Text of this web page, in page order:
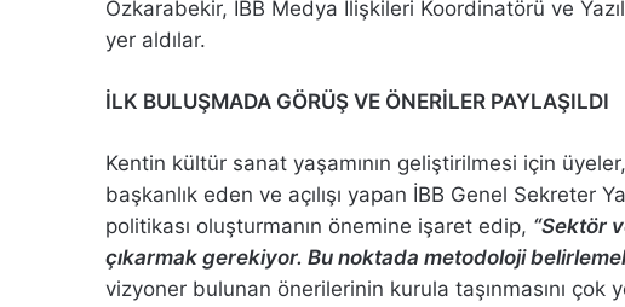
Özkarabekir, İBB Medya İlişkileri Koordinatörü ve
yer aldılar.
İLK BULUŞMADA GÖRÜŞ VE ÖNERİLER PAYLAŞILDI
Kentin kültür sanat yaşamının geliştirilmesi için
başkanlık eden ve açılışı yapan İBB Genel Sekreter
politikası oluşturmanın önemine işaret edip, “Sektör
çıkarmak gerekiyor. Bu noktada metodoloji
vizyoner bulunan önerilerinin kurula taşınmasını çok